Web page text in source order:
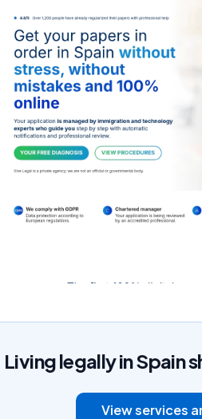
Living legally in Spain
View services